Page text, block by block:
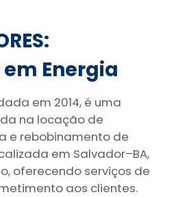
Energia
em 2014, é uma
na locação de
e rebobinamento de
em Salvador–BA,
oferecendo serviços de
aos clientes.